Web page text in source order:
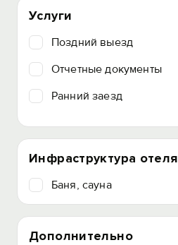
Услуги
Поздний выезд
Отчетные документы
Ранний заезд
Инфраструктура отеля
Баня, сауна
Дополнительно